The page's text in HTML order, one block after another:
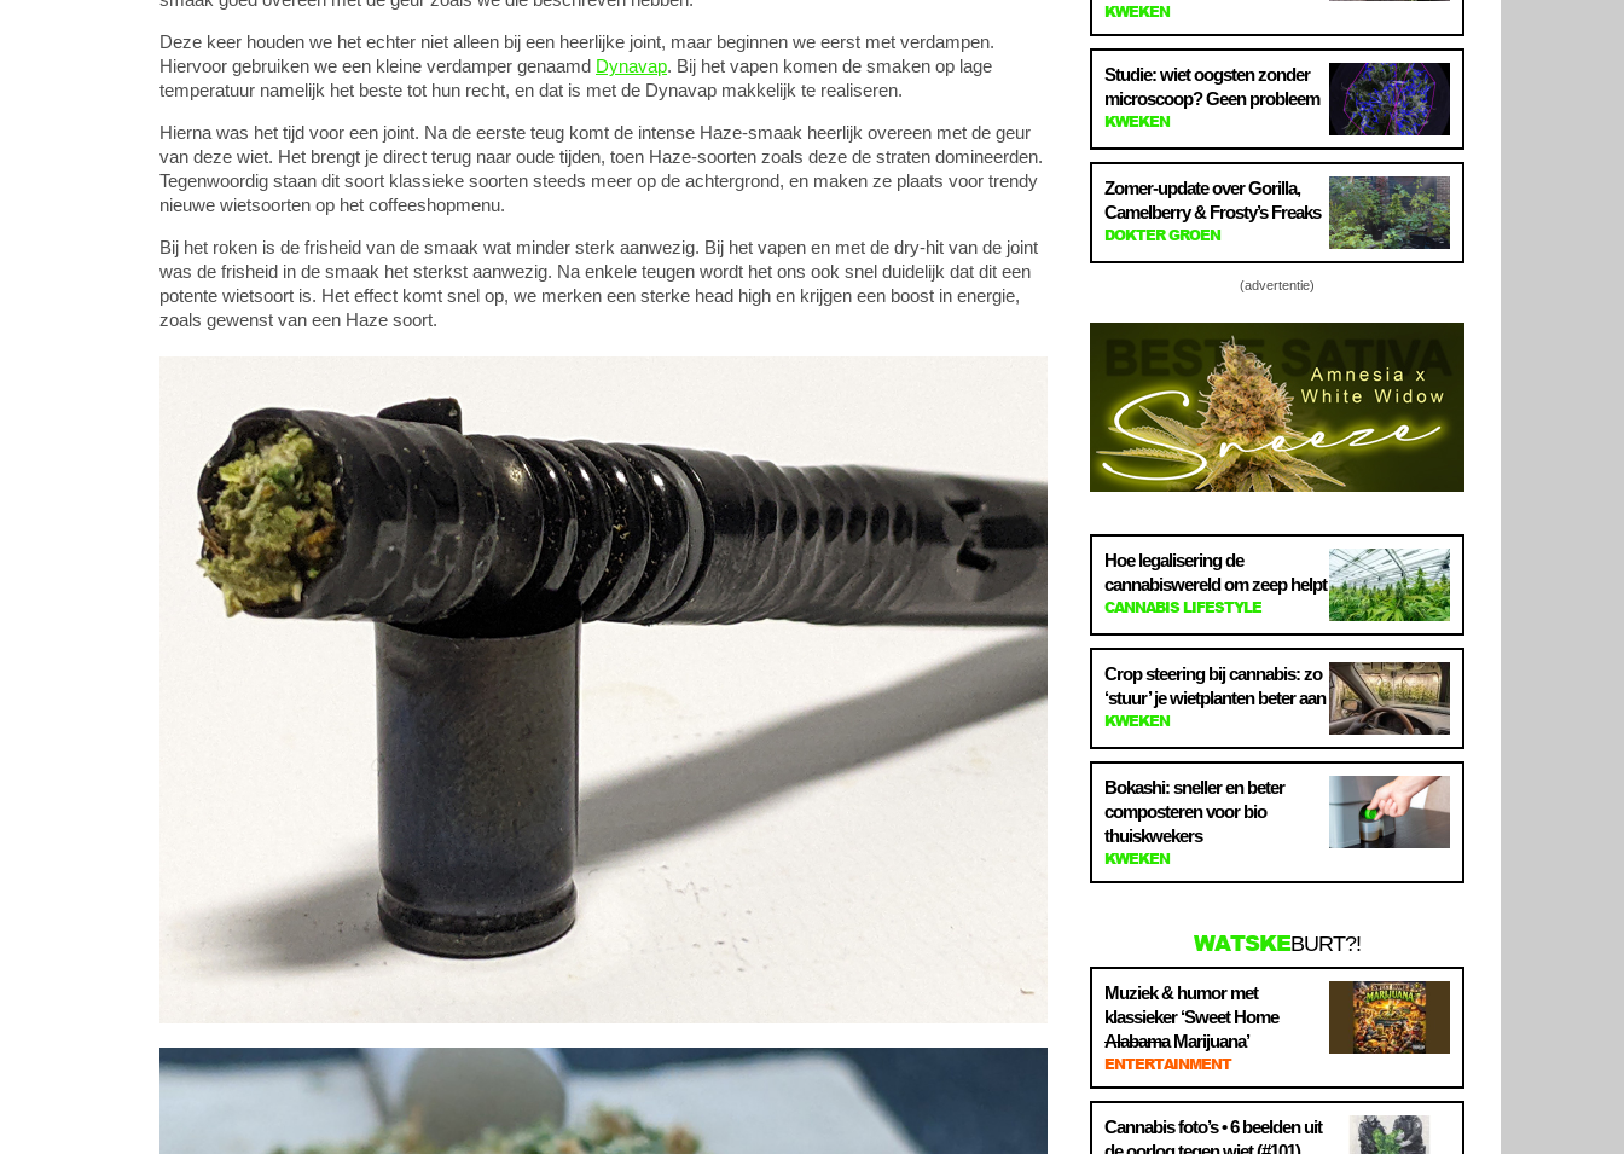
Deze keer houden we het echter niet alleen bij een heerlijke joint, maar beginnen we eerst met verdampen.
Hiervoor gebruiken we een kleine verdamper genaamd Dynavap. Bij het vapen komen de smaken op lage
temperatuur namelijk het beste tot hun recht, en dat is met de Dynavap makkelijk te realiseren.
Hierna was het tijd voor een joint. Na de eerste teug komt de intense Haze-smaak heerlijk overeen met de geur
van deze wiet. Het brengt je direct terug naar oude tijden, toen Haze-soorten zoals deze de straten domineerden.
Tegenwoordig staan dit soort klassieke soorten steeds meer op de achtergrond, en maken ze plaats voor trendy
nieuwe wietsoorten op het coffeeshopmenu.
Bij het roken is de frisheid van de smaak wat minder sterk aanwezig. Bij het vapen en met de dry-hit van de joint
was de frisheid in de smaak het sterkst aanwezig. Na enkele teugen wordt het ons ook snel duidelijk dat dit een
potente wietsoort is. Het effect komt snel op, we merken een sterke head high en krijgen een boost in energie,
zoals gewenst van een Haze soort.
KWEKEN
Studie: wiet oogsten zonder
microscoop? Geen probleem
KWEKEN
Zomer-update over Gorilla,
Camelberry & Frosty’s Freaks
DOKTER GROEN
(advertentie)
Hoe legalisering de
cannabiswereld om zeep helpt
CANNABIS LIFESTYLE
Crop steering bij cannabis: zo
‘stuur’ je wietplanten beter aan
KWEKEN
Bokashi: sneller en beter
composteren voor bio
thuiskwekers
KWEKEN
WATSKEBURT?!
Muziek & humor met
klassieker ‘Sweet Home
AlabamaMarijuana’
ENTERTAINMENT
Cannabis foto’s • 6 beelden uit